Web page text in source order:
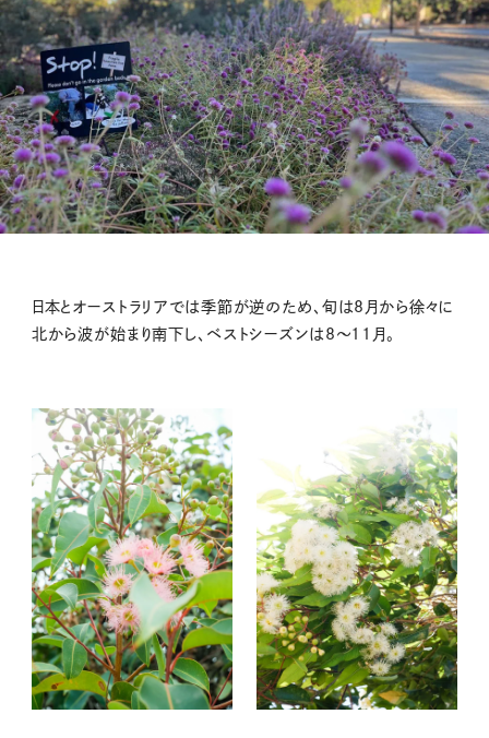
日本とオーストラリアでは季節が逆のため、旬は8月から徐々に
北から波が始まり南下し、ベストシーズンは8〜11月。